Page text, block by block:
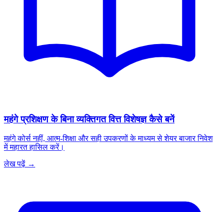
महंगे प्रशिक्षण के बिना व्यक्तिगत वित्त विशेषज्ञ कैसे बनें
महंगे कोर्स नहीं, आत्म-शिक्षा और सही उपकरणों के माध्यम से शेयर बाजार निवेश
में महारत हासिल करें।
लेख पढ़ें →